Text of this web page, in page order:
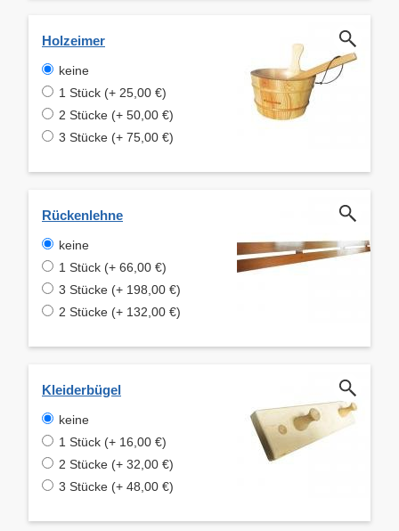
Holzeimer
keine
1 Stück (+ 25,00 €)
2 Stücke (+ 50,00 €)
3 Stücke (+ 75,00 €)
Rückenlehne
keine
1 Stück (+ 66,00 €)
3 Stücke (+ 198,00 €)
2 Stücke (+ 132,00 €)
Kleiderbügel
keine
1 Stück (+ 16,00 €)
2 Stücke (+ 32,00 €)
3 Stücke (+ 48,00 €)